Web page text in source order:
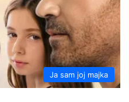
Ja sam joj majka